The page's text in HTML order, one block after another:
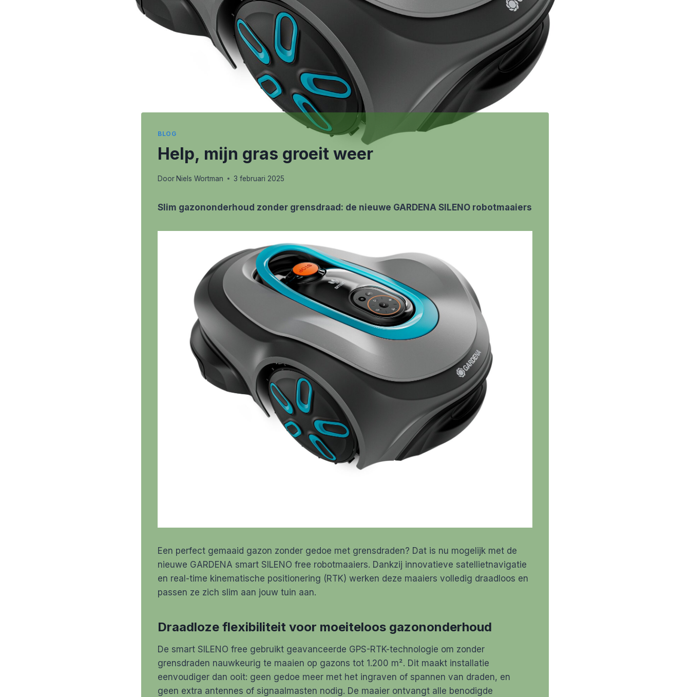
BLOG
Help, mijn gras groeit weer
Door Niels Wortman 3 februari 2025
Slim gazononderhoud zonder grensdraad: de nieuwe GARDENA SILENO robotmaaiers
Een perfect gemaaid gazon zonder gedoe met grensdraden? Dat is nu mogelijk met de
nieuwe GARDENA smart SILENO free robotmaaiers. Dankzij innovatieve satellietnavigatie
en real-time kinematische positionering (RTK) werken deze maaiers volledig draadloos en
passen ze zich slim aan jouw tuin aan.
Draadloze flexibiliteit voor moeiteloos gazononderhoud
De smart SILENO free gebruikt geavanceerde GPS-RTK-technologie om zonder
grensdraden nauwkeurig te maaien op gazons tot 1.200 m². Dit maakt installatie
eenvoudiger dan ooit: geen gedoe meer met het ingraven of spannen van draden, en
geen extra antennes of signaalmasten nodig. De maaier ontvangt alle benodigde